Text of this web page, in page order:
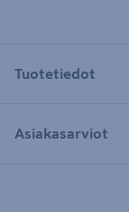
Tuotetiedot
Asiakasarviot